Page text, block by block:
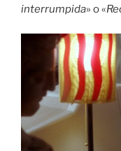
interrumpida» o «